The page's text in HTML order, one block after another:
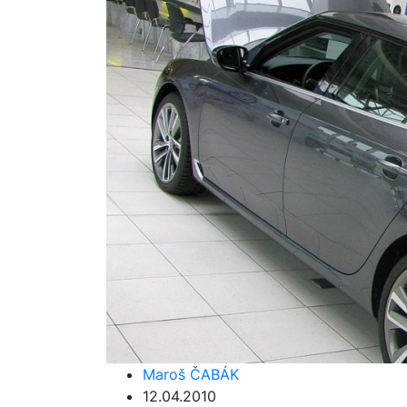
Maroš ČABÁK
12.04.2010